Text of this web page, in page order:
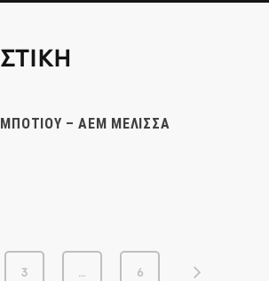
– ΑΕΜ ΜΈΛΙΣΣΑ
3 … 6